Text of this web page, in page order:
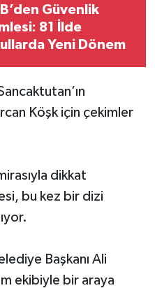
Güvenlik
81 İlde
Yeni Dönem
Köşk için çekimler
dikkat
bu kez bir dizi
Başkanı Ali
ekibiyle bir araya